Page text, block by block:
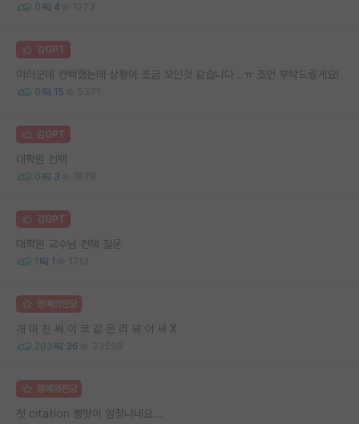
0 4 1273
김GPT
여러군데 컨택했는데 상황이 조금 꼬인것 같습니다 ..ㅠ 조언 부탁드릴게요!
0 15 5371
김GPT
대학원 컨택
0 3 1879
김GPT
대학원 교수님 컨택 질문
1 1 1713
명예의전당
개 미 친 싸 이 코 같 은 리 뷰 어 새 X
203 36 33599
명예의전당
첫 citation 뽕맛이 엄청나네요...